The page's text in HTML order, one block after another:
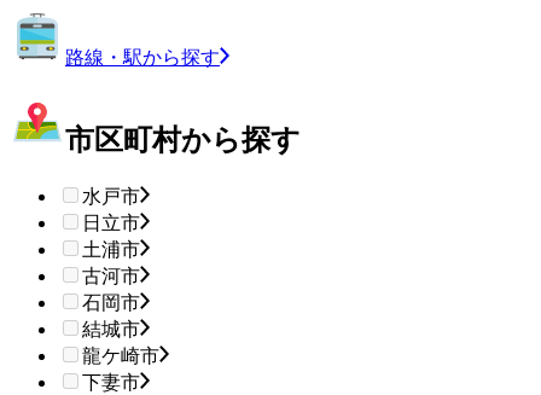
路線・駅から探す
市区町村から探す
水戸市
日立市
土浦市
古河市
石岡市
結城市
龍ケ崎市
下妻市